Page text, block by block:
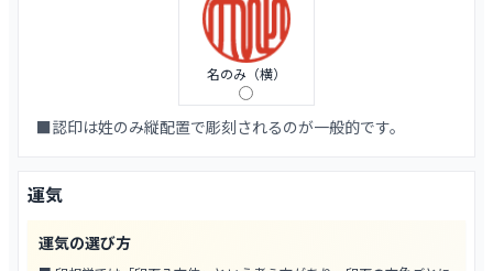
名のみ（横）
■認印は姓のみ縦配置で彫刻されるのが一般的です。
運気
運気の選び方